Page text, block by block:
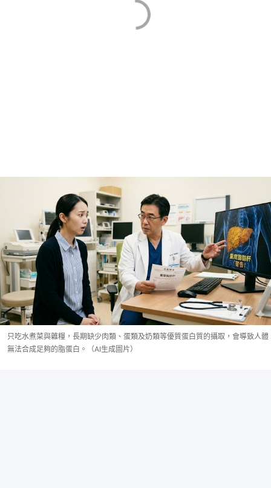
只吃水煮菜與雜糧，長期缺少肉類、蛋類及奶類等優質蛋白質的攝取，會導致人體
無法合成足夠的脂蛋白。（AI生成圖片）